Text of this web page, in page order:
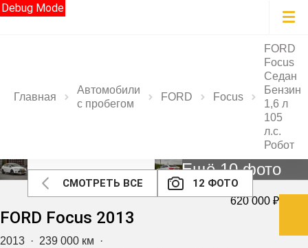
Debug Mode
Главная
Автомобили
с пробегом
FORD Focus
FORD
Focus
Седан
Бензин
1,6 л
105
л.с.
Робот
СМОТРЕТЬ ВСЕ 12 ФОТО
Ещё 10 фото
FORD Focus 2013
620 000 ₽
2013 · 239 000 км ·